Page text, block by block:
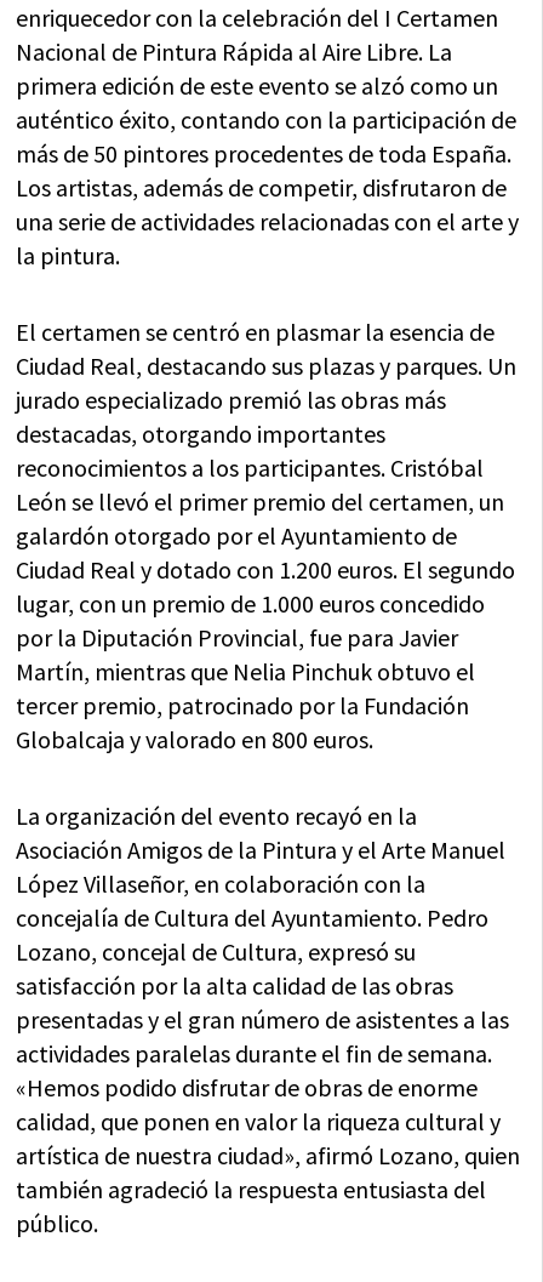
enriquecedor con la celebración del I Certamen
Nacional de Pintura Rápida al Aire Libre. La
primera edición de este evento se alzó como un
auténtico éxito, contando con la participación de
más de 50 pintores procedentes de toda España.
Los artistas, además de competir, disfrutaron de
una serie de actividades relacionadas con el arte y
la pintura.
El certamen se centró en plasmar la esencia de
Ciudad Real, destacando sus plazas y parques. Un
jurado especializado premió las obras más
destacadas, otorgando importantes
reconocimientos a los participantes. Cristóbal
León se llevó el primer premio del certamen, un
galardón otorgado por el Ayuntamiento de
Ciudad Real y dotado con 1.200 euros. El segundo
lugar, con un premio de 1.000 euros concedido
por la Diputación Provincial, fue para Javier
Martín, mientras que Nelia Pinchuk obtuvo el
tercer premio, patrocinado por la Fundación
Globalcaja y valorado en 800 euros.
La organización del evento recayó en la
Asociación Amigos de la Pintura y el Arte Manuel
López Villaseñor, en colaboración con la
concejalía de Cultura del Ayuntamiento. Pedro
Lozano, concejal de Cultura, expresó su
satisfacción por la alta calidad de las obras
presentadas y el gran número de asistentes a las
actividades paralelas durante el fin de semana.
«Hemos podido disfrutar de obras de enorme
calidad, que ponen en valor la riqueza cultural y
artística de nuestra ciudad», afirmó Lozano, quien
también agradeció la respuesta entusiasta del
público.